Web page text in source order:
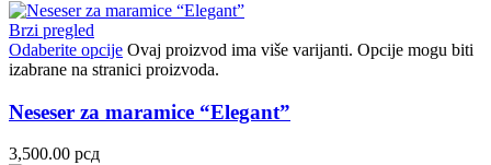
Brzi pregled
Odaberite opcije Ovaj proizvod ima više varijanti. Opcije mogu biti
izabrane na stranici proizvoda.
Neseser za maramice “Elegant”
3,500.00 рсд